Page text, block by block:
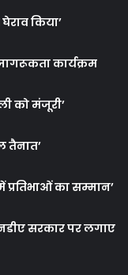
किया’
कार्यक्रम
को मंजूरी’
तैनात’
का सम्मान’
सरकार पर लगाए